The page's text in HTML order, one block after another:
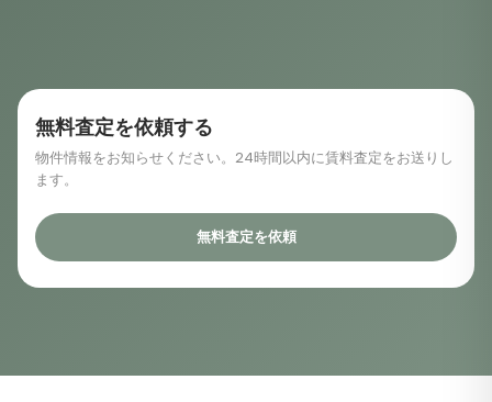
無料査定を依頼する
物件情報をお知らせください。24時間以内に賃料査定をお送りし
ます。
無料査定を依頼